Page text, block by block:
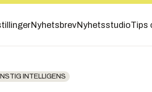
NyhetsbrevNyhetsstudioTips
INTELLIGENS